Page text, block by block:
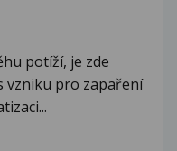
potíží, je zde
vzniku pro zapaření